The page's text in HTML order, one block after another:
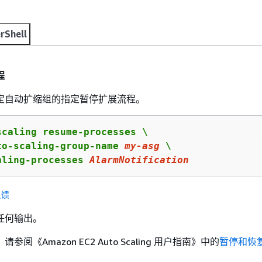
动扩缩组的指定暂停扩展流程。
resume-processes \
scaling-group-name
my-asg \
processes
AlarmNotification
输出。
参阅《Amazon EC2 Auto Scaling 用户指南》 中的暂停和恢